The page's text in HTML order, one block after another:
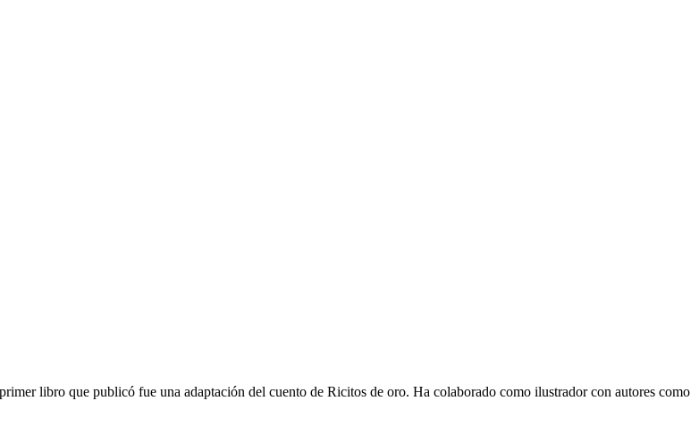
libro que publicó fue una adaptación del cuento de Ricitos de oro. Ha colaborado como ilustrador con autores como